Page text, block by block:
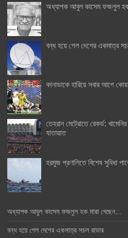
অধ্যাপক আবুল কাসেম ফজলুল হক
বন্ধ হয়ে গেল দেশের একমাত্র
কানাডাকে হারিয়ে সবার আগে
তেহরান মেট্রোতে রেকর্ড:
যাতায়াত
হরমুজ প্রণালিতে বিশেষ সুবিধা
অধ্যাপক আবুল কাসেম ফজলুল হক মারা গেছেন….
বন্ধ হয়ে গেল দেশের একমাত্র সচল রাডার